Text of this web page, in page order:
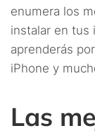
enumera los
instalar en tus
aprenderás
iPhone y
Las